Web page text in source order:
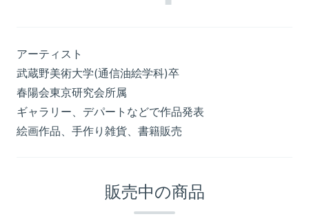
アーティスト
武蔵野美術大学(通信油絵学科)卒
春陽会東京研究会所属
ギャラリー、デパートなどで作品発表
絵画作品、手作り雑貨、書籍販売
販売中の商品